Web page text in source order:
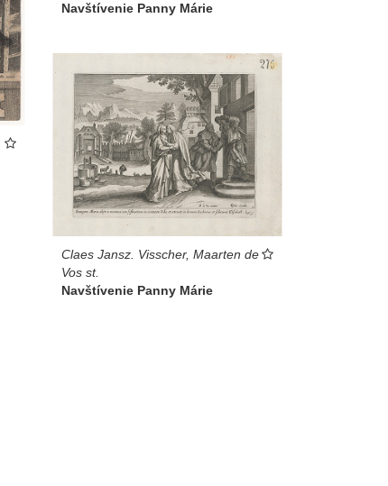
Navštívenie Panny Márie
Claes Jansz. Visscher, Maarten de
Vos st.
Navštívenie Panny Márie